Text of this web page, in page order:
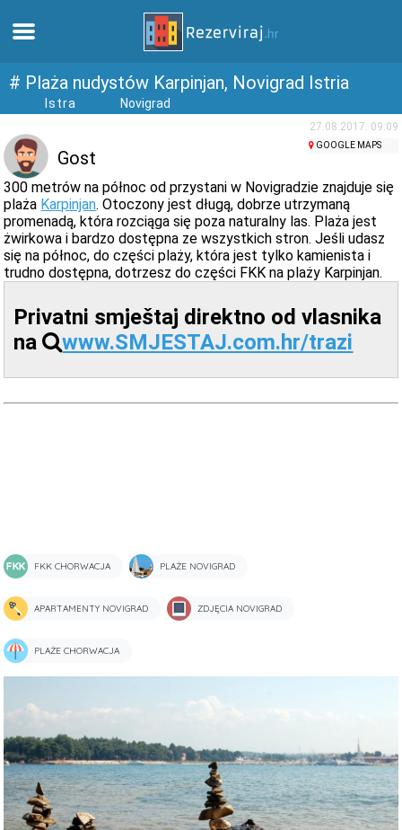
Dom
Apartamenty
Informacja turystyczna
Plaże
webcams
Poznaj Chorwację
# Plaża nudystów Karpinjan, Novigrad Istria
Istra Novigrad
27.08.2017. 09:09
Gost
GOOGLE MAPS
300 metrów na północ od przystani w Novigradzie znajduje się
plaża Karpinjan. Otoczony jest długą, dobrze utrzymaną
promenadą, która rozciąga się poza naturalny las. Plaża jest
żwirkowa i bardzo dostępna ze wszystkich stron. Jeśli udasz
się na północ, do części plaży, która jest tylko kamienista i
trudno dostępna, dotrzesz do części FKK na plaży Karpinjan.
Privatni smještaj direktno od vlasnika
na
www.SMJESTAJ.com.hr/trazi
FKK CHORWACJA PLAŻE NOVIGRAD
APARTAMENTY NOVIGRAD ZDJĘCIA NOVIGRAD
PLAŻE CHORWACJA